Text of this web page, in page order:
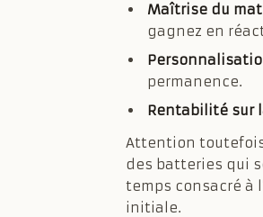
Maîtrise du
gagnez en
permanence.
Rentabilité sur
Attention
des batteries qui
temps consacré à
initiale.